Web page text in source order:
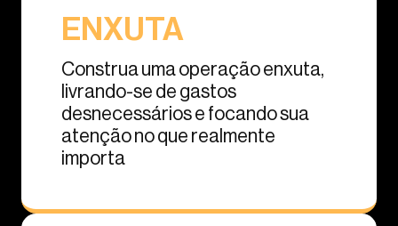
ENXUTA
Construa uma operação enxuta,
livrando-se de gastos
desnecessários e focando sua
atenção no que realmente
importa